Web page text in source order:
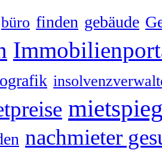
büro finden gebäude
nachmieter